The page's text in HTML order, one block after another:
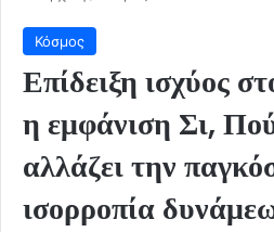
Κόσμος
Επίδειξη ισχύος
η εμφάνιση Σι,
αλλάζει την
ισορροπία